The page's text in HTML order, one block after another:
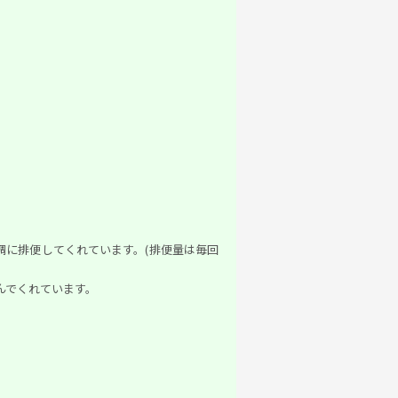
に排便してくれています。(排便量は毎回
くれています。